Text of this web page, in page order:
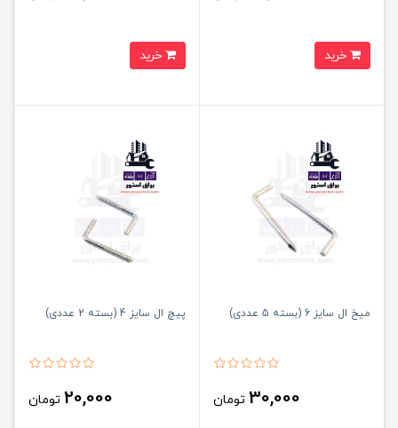
میخ ال سایز 6 (بسته 5 عددی)
30,000 تومان
پیچ ال سایز 4 (بسته 2 عددی)
20,000 تومان